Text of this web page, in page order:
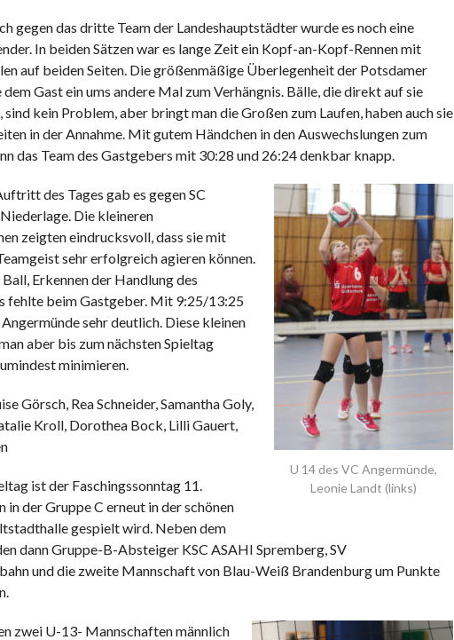
gegen das dritte Team der Landeshauptstädter wurde es noch eine
In beiden Sätzen war es lange Zeit ein Kopf-an-Kopf-Rennen mit
auf beiden Seiten. Die größenmäßige Überlegenheit der Potsdamer
Gast ein ums andere Mal zum Verhängnis. Bälle, die direkt auf sie
kein Problem, aber bringt man die Großen zum Laufen, haben auch sie
in der Annahme. Mit gutem Händchen in den Auswechslungen zum
das Team des Gastgebers mit 30:28 und 26:24 denkbar knapp.
U 14 des VC Angermünde,
Leonie Landt (links)
des Tages gab es gegen SC
Die kleineren
zeigten eindrucksvoll, dass sie mit
sehr erfolgreich agieren können.
Erkennen der Handlung des
fehlte beim Gastgeber. Mit 9:25/13:25
sehr deutlich. Diese kleinen
aber bis zum nächsten Spieltag
minimieren.
Görsch, Rea Schneider, Samantha Goly,
Kroll, Dorothea Bock, Lilli Gauert,
ist der Faschingssonntag 11.
in der Gruppe C erneut in der schönen
gespielt wird. Neben dem
dann Gruppe-B-Absteiger KSC ASAHI Spremberg, SV
und die zweite Mannschaft von Blau-Weiß Brandenburg um Punkte
zwei U-13- Mannschaften männlich